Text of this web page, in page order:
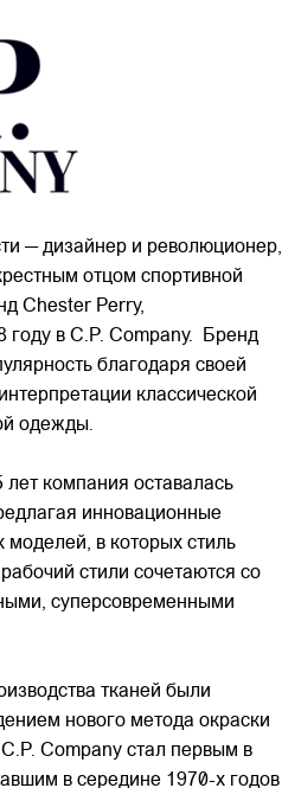
— дизайнер и революционер,
отцом спортивной
Chester Perry,
году в C.P. Company. Бренд
благодаря своей
классической
одежды.
компания оставалась
инновационные
моделей, в которых стиль
стили сочетаются со
суперсовременными
тканей были
нового метода окраски
Company стал первым в
в середине 1970-х годов